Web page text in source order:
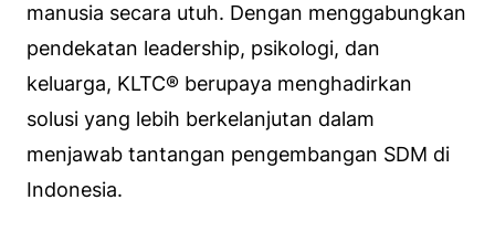
manusia secara utuh. Dengan menggabungkan
pendekatan leadership, psikologi, dan
keluarga, KLTC® berupaya menghadirkan
solusi yang lebih berkelanjutan dalam
menjawab tantangan pengembangan SDM di
Indonesia.